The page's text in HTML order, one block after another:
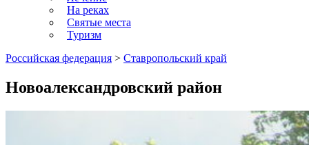
На реках
Святые места
Туризм
Российская федерация > Ставропольский край
Новоалександровский район